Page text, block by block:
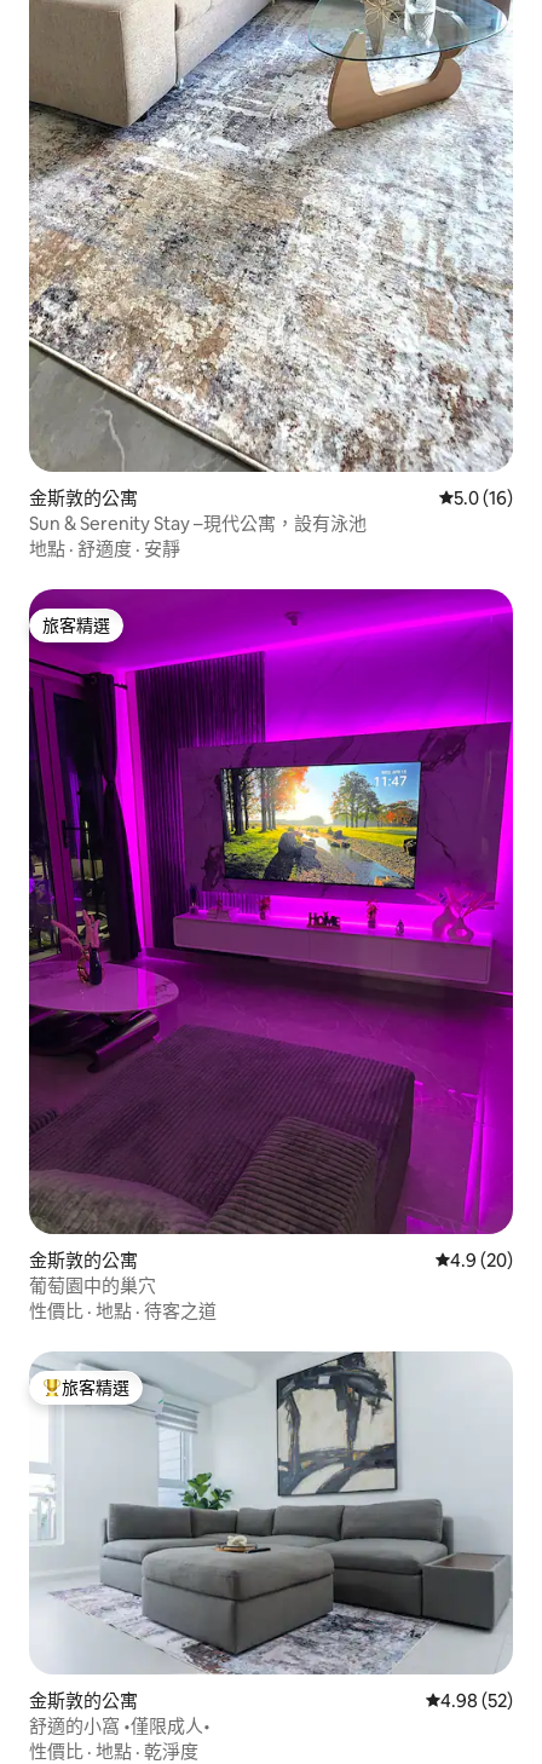
金斯敦的公寓 從 16 則評
5.0 (16)
Sun & Serenity Stay –現代公寓，設有泳池
地點 · 舒適度 · 安靜
旅客精選
旅客精選
金斯敦的公寓 從 20 則評
4.9 (20)
葡萄園中的巢穴
性價比 · 地點 · 待客之道
旅客精選榜首
旅客精選
金斯敦的公寓 從 52 則評價
4.98 (52)
舒適的小窩 •僅限成人•
性價比 · 地點 · 乾淨度